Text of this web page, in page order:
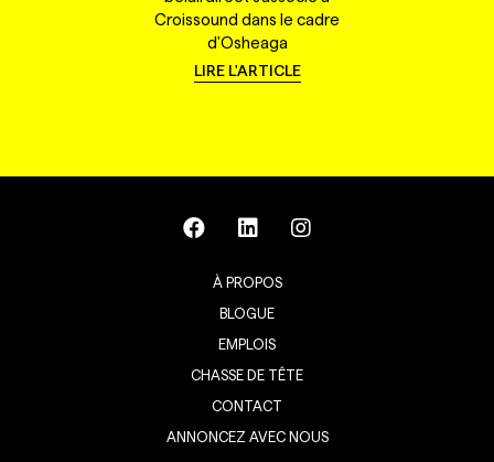
Croissound dans le cadre
d'Osheaga
LIRE L'ARTICLE
À PROPOS
BLOGUE
EMPLOIS
CHASSE DE TÊTE
CONTACT
ANNONCEZ AVEC NOUS